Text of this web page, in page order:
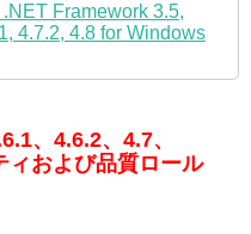
Framework 3.5,
4.7.2, 4.8 for Windows
、4.6.2、4.7、
ィおよび品質ロール